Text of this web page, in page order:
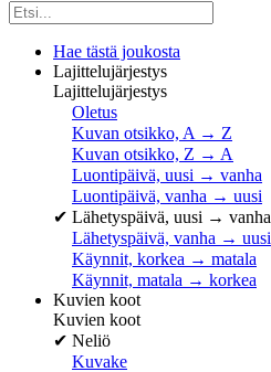
Hae tästä joukosta
Lajittelujärjestys
Lajittelujärjestys
Oletus
Kuvan otsikko, A → Z
Kuvan otsikko, Z → A
Luontipäivä, uusi → vanha
Luontipäivä, vanha → uusi
✔ Lähetyspäivä, uusi → vanha
Lähetyspäivä, vanha → uusi
Käynnit, korkea → matala
Käynnit, matala → korkea
Kuvien koot
Kuvien koot
✔ Neliö
Kuvake